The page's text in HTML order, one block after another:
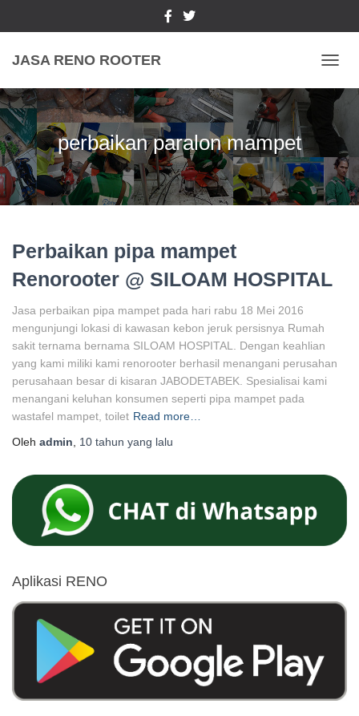
JASA RENO ROOTER
perbaikan paralon mampet
Perbaikan pipa mampet
Renorooter @ SILOAM HOSPITAL
Jasa perbaikan pipa mampet pada hari rabu 18 Mei 2016
mengunjungi lokasi di kawasan kebon jeruk persisnya Rumah
sakit ternama bernama SILOAM HOSPITAL. Dengan keahlian
yang kami miliki kami renorooter berhasil menangani perusahan
perusahaan besar di kisaran JABODETABEK. Spesialisai kami
menangani keluhan konsumen seperti pipa mampet pada
wastafel mampet, toilet Read more…
Oleh admin 10 tahun yang lalu
Aplikasi RENO